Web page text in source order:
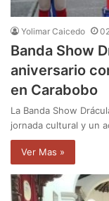
Yolimar Caicedo
Banda Show
aniversario
en Carabobo
La Banda Show
jornada cultural y un
Ver Mas »